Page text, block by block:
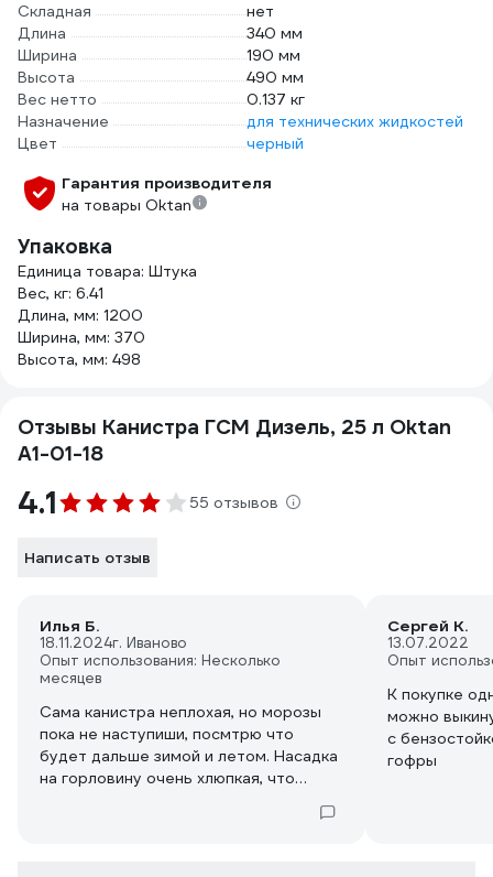
Складная
нет
Длина
340 мм
Ширина
190 мм
Высота
490 мм
Вес нетто
0.137 кг
Назначение
для технических жидкостей
Цвет
черный
Гарантия производителя
на товары Oktan
Упаковка
Единица товара: Штука
Вес, кг: 6.41
Длина, мм: 1200
Ширина, мм: 370
Высота, мм: 498
Отзывы Канистра ГСМ Дизель, 25 л Oktan
А1-01-18
4.1 55 отзывов
Написать отзыв
Илья Б.
18.11.2024г. Иваново
Опыт использования: Несколько
месяцев
Сама канистра неплохая, но морозы
пока не наступиши, посмтрю что
будет дальше зимой и летом. Насадка
на горловину очень хлюпкая, что
Сергей К.
13.07.2022
Опыт
К покупке
можно
с
гофры